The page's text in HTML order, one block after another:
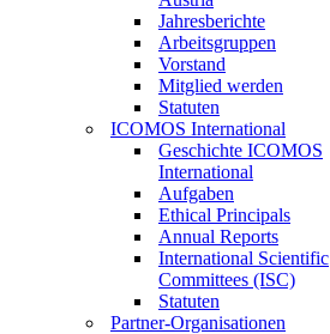
Jahresberichte
Arbeitsgruppen
Vorstand
Mitglied werden
Statuten
ICOMOS International
Geschichte ICOMOS
International
Aufgaben
Ethical Principals
Annual Reports
International Scientific
Committees (ISC)
Statuten
Partner-Organisationen